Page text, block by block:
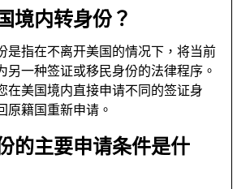
境内转身份？
是指在不离开美国的情况下，将当前
另一种签证或移民身份的法律程序。
在美国境内直接申请不同的签证身
原籍国重新申请。
的主要申请条件是什